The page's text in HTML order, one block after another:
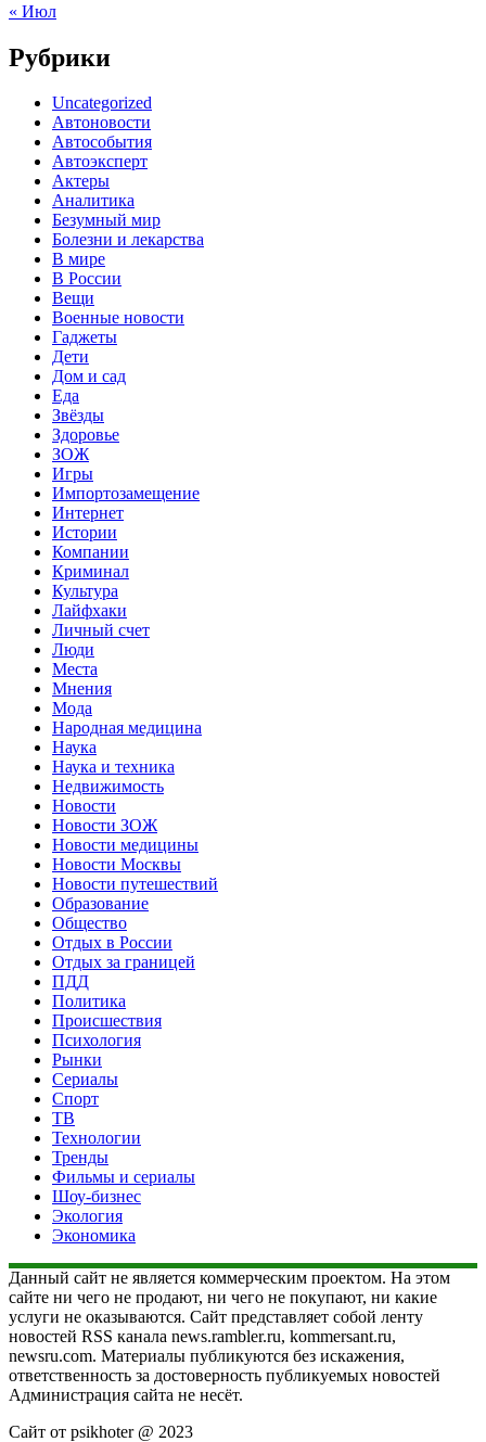
« Июл
Рубрики
Uncategorized
Автоновости
Автособытия
Автоэксперт
Актеры
Аналитика
Безумный мир
Болезни и лекарства
В мире
В России
Вещи
Военные новости
Гаджеты
Дети
Дом и сад
Еда
Звёзды
Здоровье
ЗОЖ
Игры
Импортозамещение
Интернет
Истории
Компании
Криминал
Культура
Лайфхаки
Личный счет
Люди
Места
Мнения
Мода
Народная медицина
Наука
Наука и техника
Недвижимость
Новости
Новости ЗОЖ
Новости медицины
Новости Москвы
Новости путешествий
Образование
Общество
Отдых в России
Отдых за границей
ПДД
Политика
Происшествия
Психология
Рынки
Сериалы
Спорт
ТВ
Технологии
Тренды
Фильмы и сериалы
Шоу-бизнес
Экология
Экономика
Данный сайт не является коммерческим проектом. На этом
сайте ни чего не продают, ни чего не покупают, ни какие
услуги не оказываются. Сайт представляет собой ленту
новостей RSS канала news.rambler.ru, kommersant.ru,
newsru.com. Материалы публикуются без искажения,
ответственность за достоверность публикуемых новостей
Администрация сайта не несёт.
Сайт от psikhoter @ 2023